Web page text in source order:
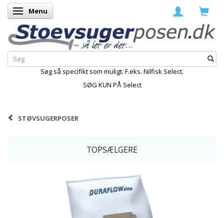
Skifte navigation
Menu
Søg så specifikt som muligt. F.eks. Nilfisk Select.
SØG KUN PÅ Select
STØVSUGERPOSER
TOPSÆLGERE